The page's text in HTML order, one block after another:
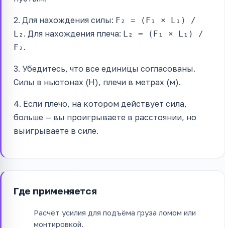
2. Для нахождения силы: F₂ = (F₁ × L₁) /
L₂ . Для нахождения плеча: L₂ = (F₁ × L₁) /
F₂ .
3. Убедитесь, что все единицы согласованы.
Силы в ньютонах (Н), плечи в метрах (м).
4. Если плечо, на котором действует сила,
больше — вы проигрываете в расстоянии, но
выигрываете в силе.
Где применяется
Расчёт усилия для подъёма груза ломом или
монтировкой.